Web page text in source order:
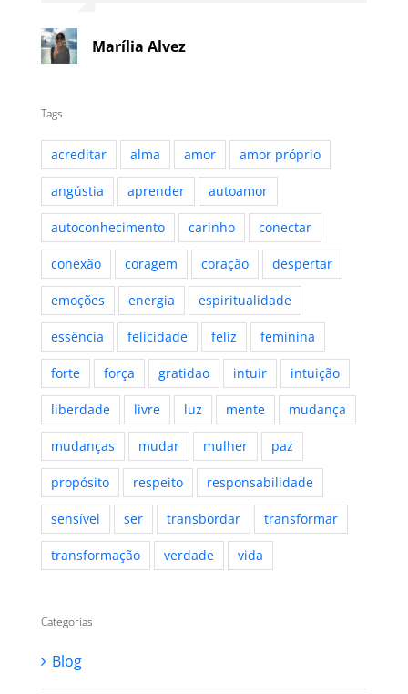
Marília Alvez
Tags
acreditar alma amor amor próprio
angústia aprender autoamor
autoconhecimento carinho conectar
conexão coragem coração despertar
emoções energia espiritualidade
essência felicidade feliz feminina
forte força gratidao intuir intuição
liberdade livre luz mente mudança
mudanças mudar mulher paz
propósito respeito responsabilidade
sensível ser transbordar transformar
transformação verdade vida
Categorias
Blog